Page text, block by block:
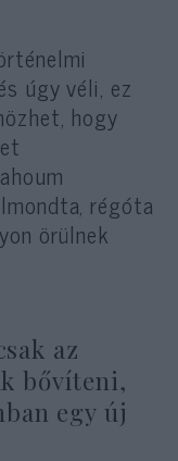
úgy véli, ez
hogy
régóta
örülnek
az
bővíteni,
egy új